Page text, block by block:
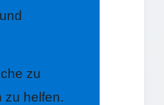
zu
zu helfen.